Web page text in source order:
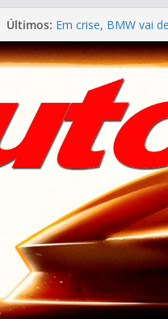
Últimos: Em crise, BMW vai
VÍDEO ESPECIAL:
AUTO&TÉCNICA
Cristiano Ronaldo
Ferrari Luce 2026: